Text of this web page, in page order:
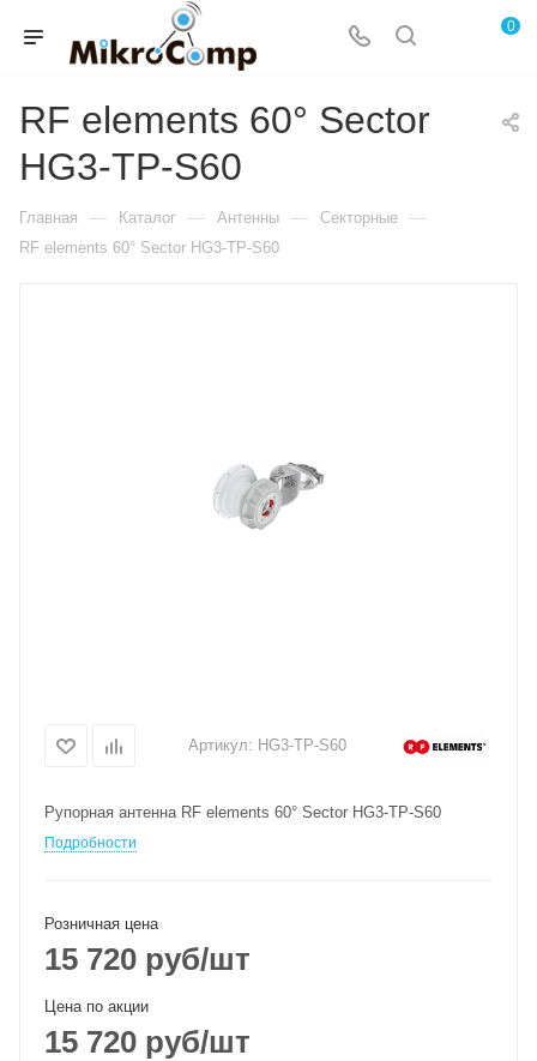
0
RF elements 60° Sector
HG3-TP-S60
Главная — Каталог — Антенны — Секторные —
RF elements 60° Sector HG3-TP-S60
Артикул: HG3-TP-S60
Рупорная антенна RF elements 60° Sector HG3-TP-S60
Подробности
Розничная цена
15 720 руб/шт
Цена по акции
15 720 руб/шт